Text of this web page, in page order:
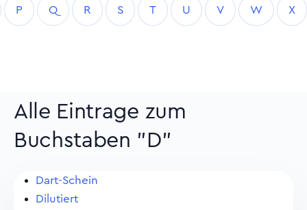
P Q R S T U V W X
Alle Eintrage zum
Buchstaben "D"
Dart-Schein
Dilutiert